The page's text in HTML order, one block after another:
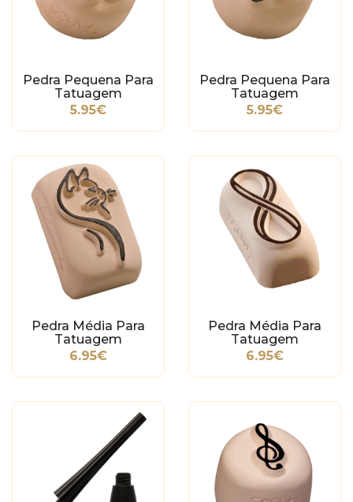
Pedra Pequena Para
Tatuagem
Temporária - Flor
5.95€
Pedra Pequena Para
Tatuagem
Temporária -
5.95€
Pedra Média Para
Tatuagem
Temporária - Gato
6.95€
Pedra Média Para
Tatuagem
Temporária - Infinito
6.95€